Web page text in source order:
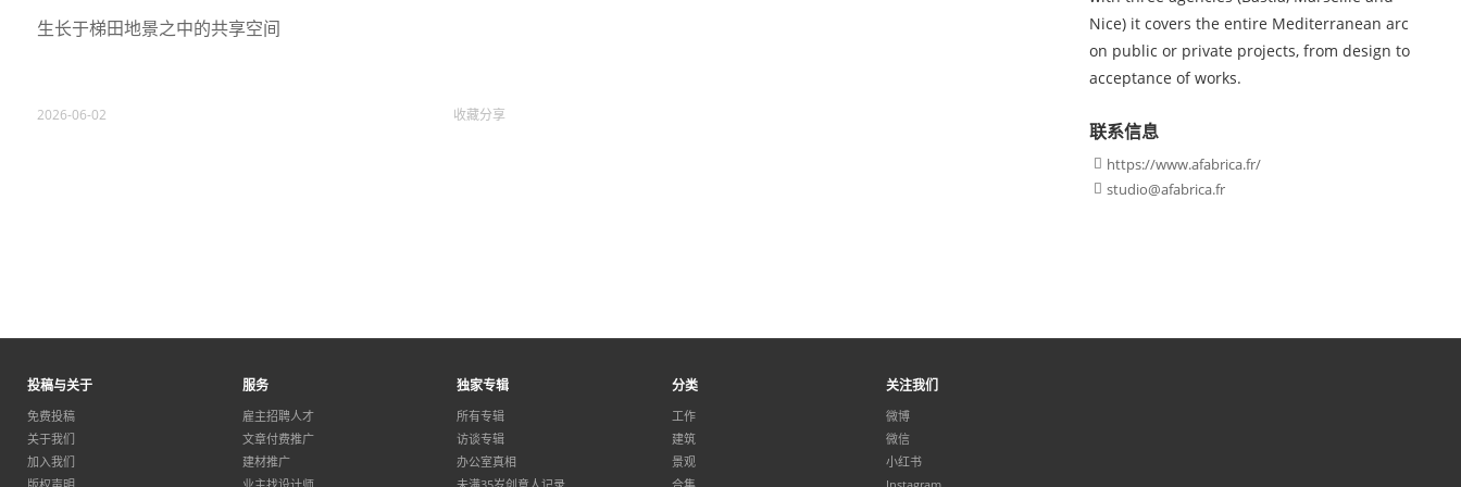
生长于梯田地景之中的共享空间
2026-06-02 收藏分享
Nice) it covers the entire Mediterranean arc
on public or private projects, from design to
acceptance of works.
联系信息
 https://www.afabrica.fr/
 studio@afabrica.fr
投稿与关于
免费投稿
关于我们
加入我们
服务
雇主招聘人才
文章付费推广
建材推广
独家专辑
所有专辑
访谈专辑
办公室真相
分类
工作
建筑
景观
关注我们
微博
微信
小红书